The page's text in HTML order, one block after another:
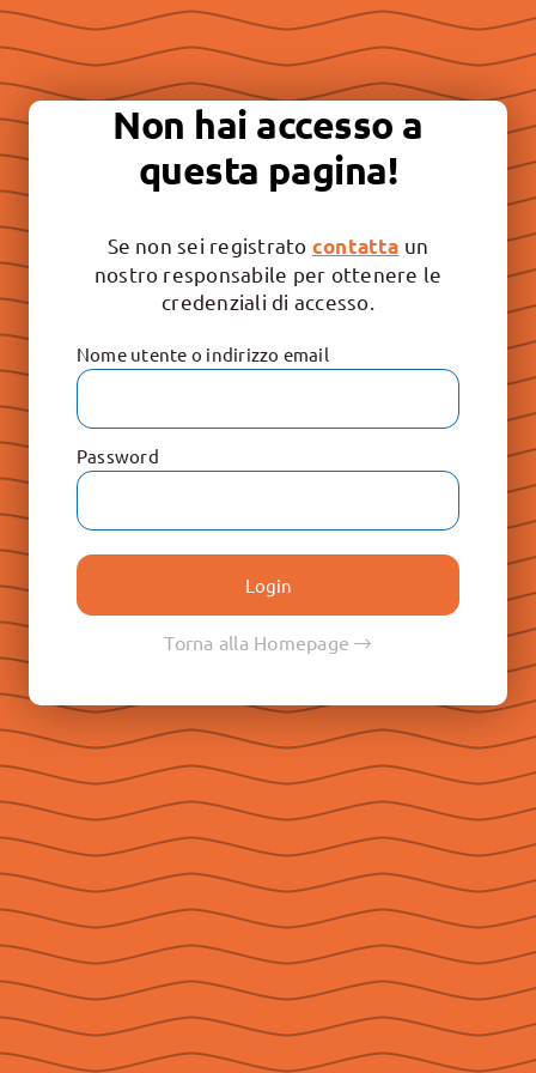
Non hai accesso a
questa pagina!
Se non sei registrato contatta un
nostro responsabile per ottenere le
credenziali di accesso.
Nome utente o indirizzo email
Password
Torna alla Homepage
Essere “buona stampa” per
continuare a promuovere la
libertà e il rispetto dei valori
irrinunciabili: Vita, Famiglia e
Don Paolo Albera
Don Pietro Ricaldone
Don Renato Ziggiotti
Le Raccolte
Don Egidio Viganò
Don Juan E. Vecchi
Don Pasqual V. Chavez
Don Ángel F. Artime
Don Fabio Attard
Social
Seguici su Facebook
Seguici su Instagram
Seguici su YouTube